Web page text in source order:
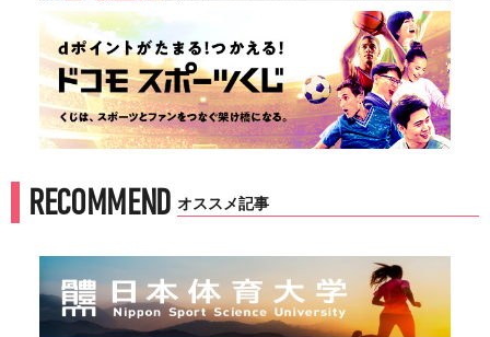
RECOMMEND オススメ記事